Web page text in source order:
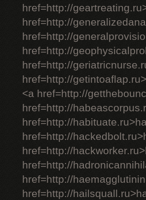
href=http://
href=http://
href=http://
href=http://
href=http://
href=http://
<a href=http://
href=http://
href=http://
href=http://
href=http://
href=http://
href=http://
href=http://